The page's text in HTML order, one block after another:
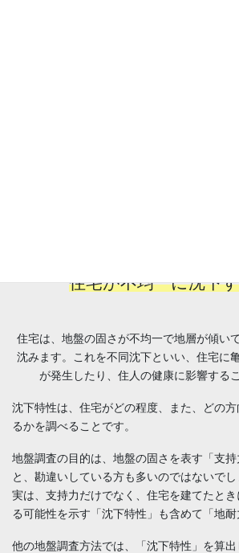
住宅が不均⼀に沈下
住宅は、地盤の固さが不均⼀で地層が傾い
沈みます。これを不同沈下といい、住宅に
が発⽣したり、住⼈の健康に影響する
沈下特性は、住宅がどの程度、また、どの
るかを調べることです。
地盤調査の⽬的は、地盤の固さを表す「⽀持
と、勘違いしている⽅も多いのではないでし
実は、⽀持⼒だけでなく、住宅を建てたと
る可能性を⽰す「沈下特性」も含めて「地耐
他の地盤調査⽅法では、「沈下特性」を算